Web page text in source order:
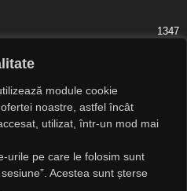
module cookie
noastre, astfel încât
utilizat, într-un mod mai
urile pe care le folosim sunt
Acestea sunt șterse
1347